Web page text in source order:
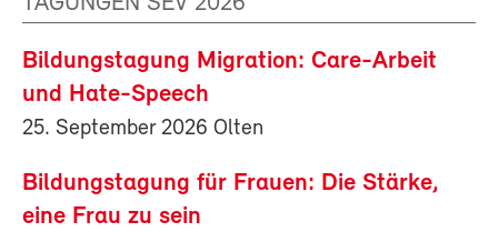
Bildungstagung Migration: Care-Arbeit
und Hate-Speech
25. September 2026 Olten
Bildungstagung für Frauen: Die Stärke,
eine Frau zu sein